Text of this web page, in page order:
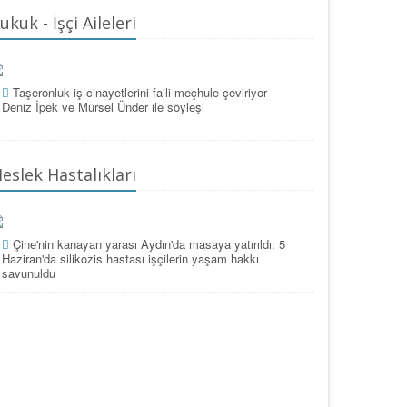
- İşçi Aileleri
Taşeronluk iş cinayetlerini faili meçhule çeviriyor -
Deniz İpek ve Mürsel Ünder ile söyleşi
Hastalıkları
Çine'nin kanayan yarası Aydın'da masaya yatırıldı: 5
Haziran'da silikozis hastası işçilerin yaşam hakkı
savunuldu